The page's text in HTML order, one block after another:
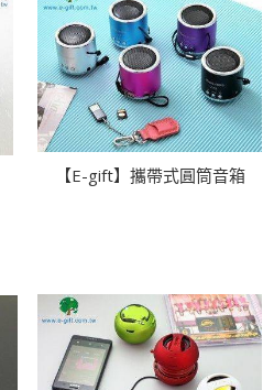
【E-gift】攜帶式圓筒音箱